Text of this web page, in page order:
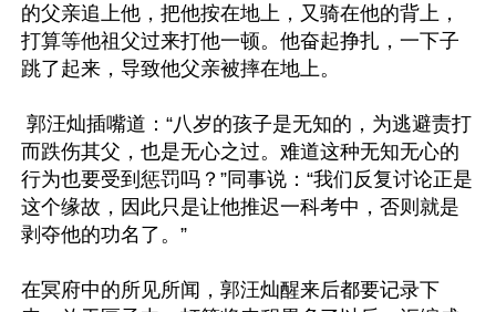
的父亲追上他，把他按在地上，又骑在他的背上，
打算等他祖父过来打他一顿。他奋起挣扎，一下子
跳了起来，导致他父亲被摔在地上。
而跌伤其父，也是无心之过。难道这种无知无心的
行为也要受到惩罚吗？”同事说：“我们反复讨论正是
这个缘故，因此只是让他推迟一科考中，否则就是
剥夺他的功名了。”
在冥府中的所见所闻，郭汪灿醒来后都要记录下